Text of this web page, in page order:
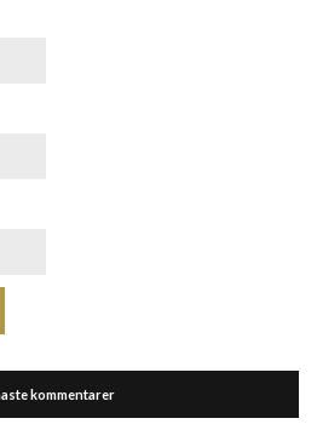
kommentarer